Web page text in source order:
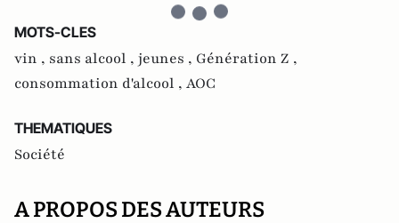
MOTS-CLES
vin , sans alcool , jeunes , Génération Z ,
consommation d'alcool , AOC
THEMATIQUES
Société
A PROPOS DES AUTEURS